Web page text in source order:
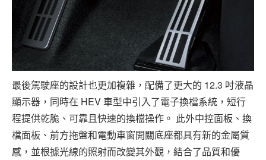
最後駕駛座的設計也更加複雜，配備了更大的 12.3 吋液晶
顯示器，同時在 HEV 車型中引入了電子換檔系統，短行
程提供乾脆、可靠且快速的換檔操作。 此外中控面板、換
檔面板、前方拖盤和電動車窗開關底座都具有新的金屬質
感，並根據光線的照射而改變其外觀，結合了品質和優